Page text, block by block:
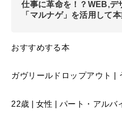
仕事に革命を！？WEB,デ
「マルナゲ」を活用して
おすすめする本
ガヴリールドロップアウト |
22歳 | 女性 | パート・アルバ